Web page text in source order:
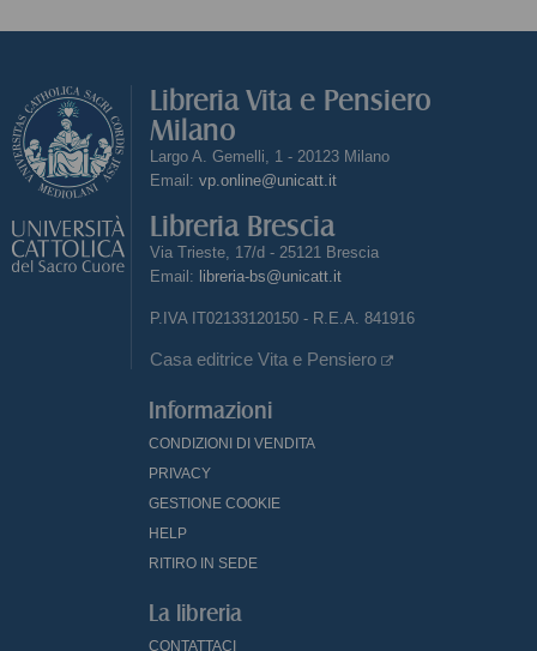
Libreria Vita e Pensiero
Milano
Largo A. Gemelli, 1 - 20123 Milano
Email: vp.online@unicatt.it
Libreria Brescia
Via Trieste, 17/d - 25121 Brescia
Email: libreria-bs@unicatt.it
P.IVA IT02133120150 - R.E.A. 841916
Casa editrice Vita e Pensiero
Informazioni
CONDIZIONI DI VENDITA
PRIVACY
GESTIONE COOKIE
HELP
RITIRO IN SEDE
La libreria
CONTATTACI